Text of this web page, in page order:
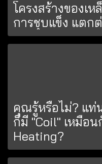
โครงสร้างของเ
การชุบแข็ง แตก
คุณรู้หรือไม่? แท่
ก็มี "Coil" เหมือ
Heating?